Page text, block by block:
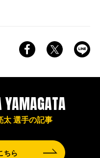
YAMAGATA
太 選手の記事
ちら